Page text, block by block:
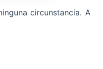
circunstancia. A